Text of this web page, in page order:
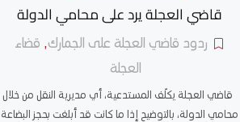
قاضي العجلة يرد على محامي الدولة
ردود قاضي العجلة على الجمارك, قضاء
العجلة
قاضي العجلة يكلّف المستدعية، أي مديرية النقل من خلال
محامي الدولة، بالتوضيح إذا ما كانت قد أبلغت بحجز البضاعة